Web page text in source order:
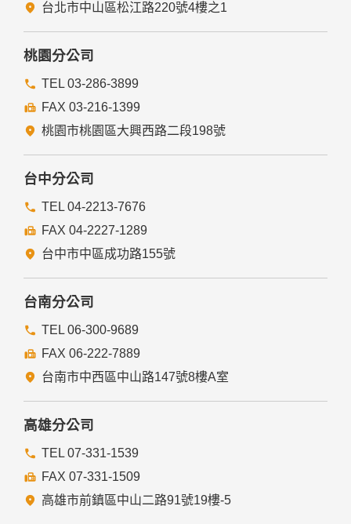
台北市中山區松江路220號4樓之1
桃園分公司
TEL 03-286-3899
FAX 03-216-1399
桃園市桃園區大興西路二段198號
台中分公司
TEL 04-2213-7676
FAX 04-2227-1289
台中市中區成功路155號
台南分公司
TEL 06-300-9689
FAX 06-222-7889
台南市中西區中山路147號8樓A室
高雄分公司
TEL 07-331-1539
FAX 07-331-1509
高雄市前鎮區中山二路91號19樓-5